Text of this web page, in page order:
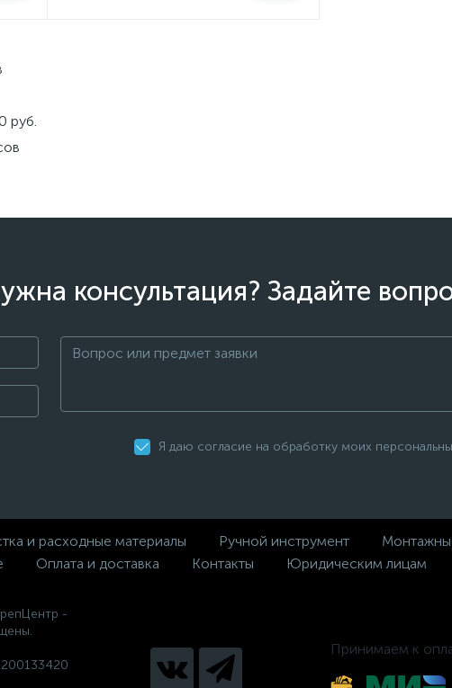
руб.
консультация? Задайте
Я даю согласие на обработку моих
и расходные материалы Ручной инструмент
Оплата и доставка Контакты Юридическим лицам
-
Принимаем к